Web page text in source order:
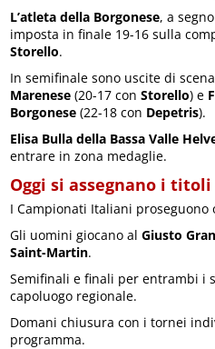
L’atleta della Borgonese, a
imposta in finale 19-16 sulla
Storello.
In semifinale sono uscite di
Marenese (20-17 conStorello) e
Borgonese (22-18 con Depetris).
Elisa Bulla della Bassa Valle
entrare in zona medaglie.
Oggi si assegnano i titoli
I Campionati Italiani proseguono
Gli uomini giocano alGiusto
Saint-Martin.
Semifinali e finali per entrambi i
capoluogo regionale.
Domani chiusura con i tornei
programma.